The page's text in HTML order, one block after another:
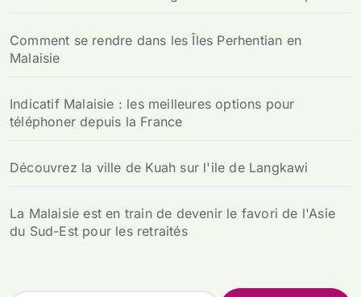
Comment se rendre dans les Îles Perhentian en
Malaisie
Indicatif Malaisie : les meilleures options pour
téléphoner depuis la France
Découvrez la ville de Kuah sur l'ile de Langkawi
La Malaisie est en train de devenir le favori de l'Asie
du Sud-Est pour les retraités